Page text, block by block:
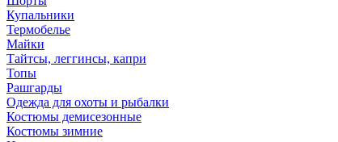
Купальники
Термобелье
Майки
Тайтсы, леггинсы, капри
Топы
Рашгарды
Одежда для охоты и рыбалки
Костюмы демисезонные
Костюмы зимние